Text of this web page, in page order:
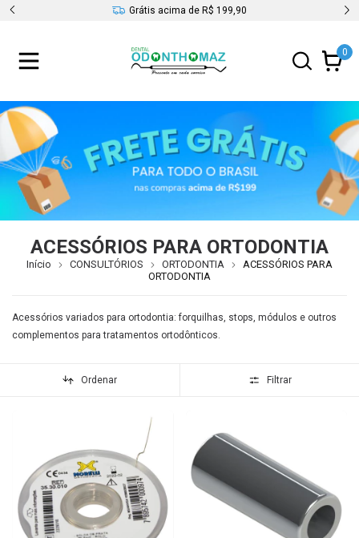
Grátis acima de R$ 199,90
0
ACESSÓRIOS PARA ORTODONTIA
Início CONSULTÓRIOS ORTODONTIA
ACESSÓRIOS PARA
ORTODONTIA
Acessórios variados para ortodontia: forquilhas, stops, módulos e outros
complementos para tratamentos ortodônticos.
Ordenar Filtrar